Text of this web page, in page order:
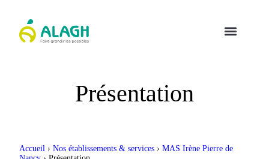
Présentation
Accueil › Nos établissements & services › MAS Irène Pierre de